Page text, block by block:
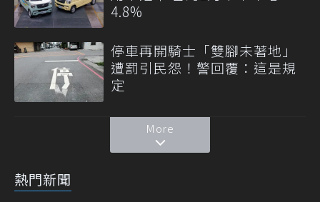
4.8%
停車再開騎士「雙腳未著地」
遭罰引民怨！警回覆：這是規
定
More
熱門新聞